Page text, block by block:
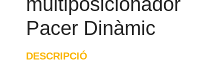
Pacer Dinàmic
DESCRIPCIÓ